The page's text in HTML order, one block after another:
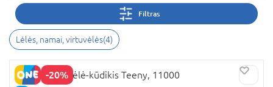
Filtras
Lėlės, namai, virtuvėlės(4)
-20%
TINY TEARS lėlė-kūdikis Teeny, 11000